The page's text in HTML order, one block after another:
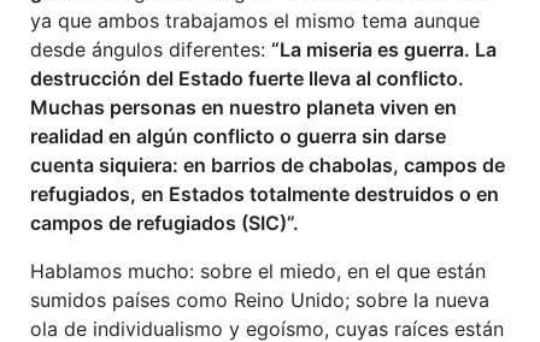
ya que ambos trabajamos el mismo tema aunque
desde ángulos diferentes: “La miseria es guerra. La
destrucción del Estado fuerte lleva al conflicto.
Muchas personas en nuestro planeta viven en
realidad en algún conflicto o guerra sin darse
cuenta siquiera: en barrios de chabolas, campos de
refugiados, en Estados totalmente destruidos o en
campos de refugiados (SIC)”.
Hablamos mucho: sobre el miedo, en el que están
sumidos países como Reino Unido; sobre la nueva
ola de individualismo y egoísmo, cuyas raíces están